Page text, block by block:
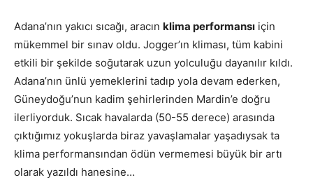
Adana’nın yakıcı sıcağı, aracın klima performansı için
mükemmel bir sınav oldu. Jogger’ın kliması, tüm kabini
etkili bir şekilde soğutarak uzun yolculuğu dayanılır kıldı.
Adana’nın ünlü yemeklerini tadıp yola devam ederken,
Güneydoğu’nun kadim şehirlerinden Mardin’e doğru
ilerliyorduk. Sıcak havalarda (50-55 derece) arasında
çıktığımız yokuşlarda biraz yavaşlamalar yaşadıysak ta
klima performansından ödün vermemesi büyük bir artı
olarak yazıldı hanesine…